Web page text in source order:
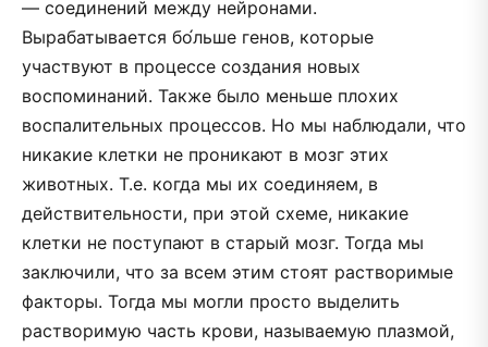
— соединений между нейронами.
Вырабатывается бо́льше генов, которые
участвуют в процессе создания новых
воспоминаний. Также было меньше плохих
воспалительных процессов. Но мы наблюдали, что
никакие клетки не проникают в мозг этих
животных. Т.е. когда мы их соединяем, в
действительности, при этой схеме, никакие
клетки не поступают в старый мозг. Тогда мы
заключили, что за всем этим стоят растворимые
факторы. Тогда мы могли просто выделить
растворимую часть крови, называемую плазмой,